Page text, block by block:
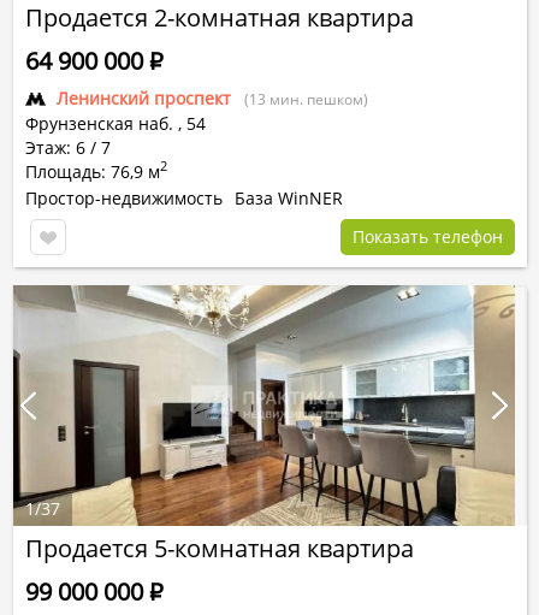
Продается 2-комнатная квартира
Ленинский проспект (13 мин. пешком)
Фрунзенская наб. , 54
Этаж: 6 / 7
Площадь: 76,9 м2
64 900 000Р
Простор-недвижимость База WinNER
Показать телефон
Продается 5-комнатная квартира
99 000 000Р
1/37